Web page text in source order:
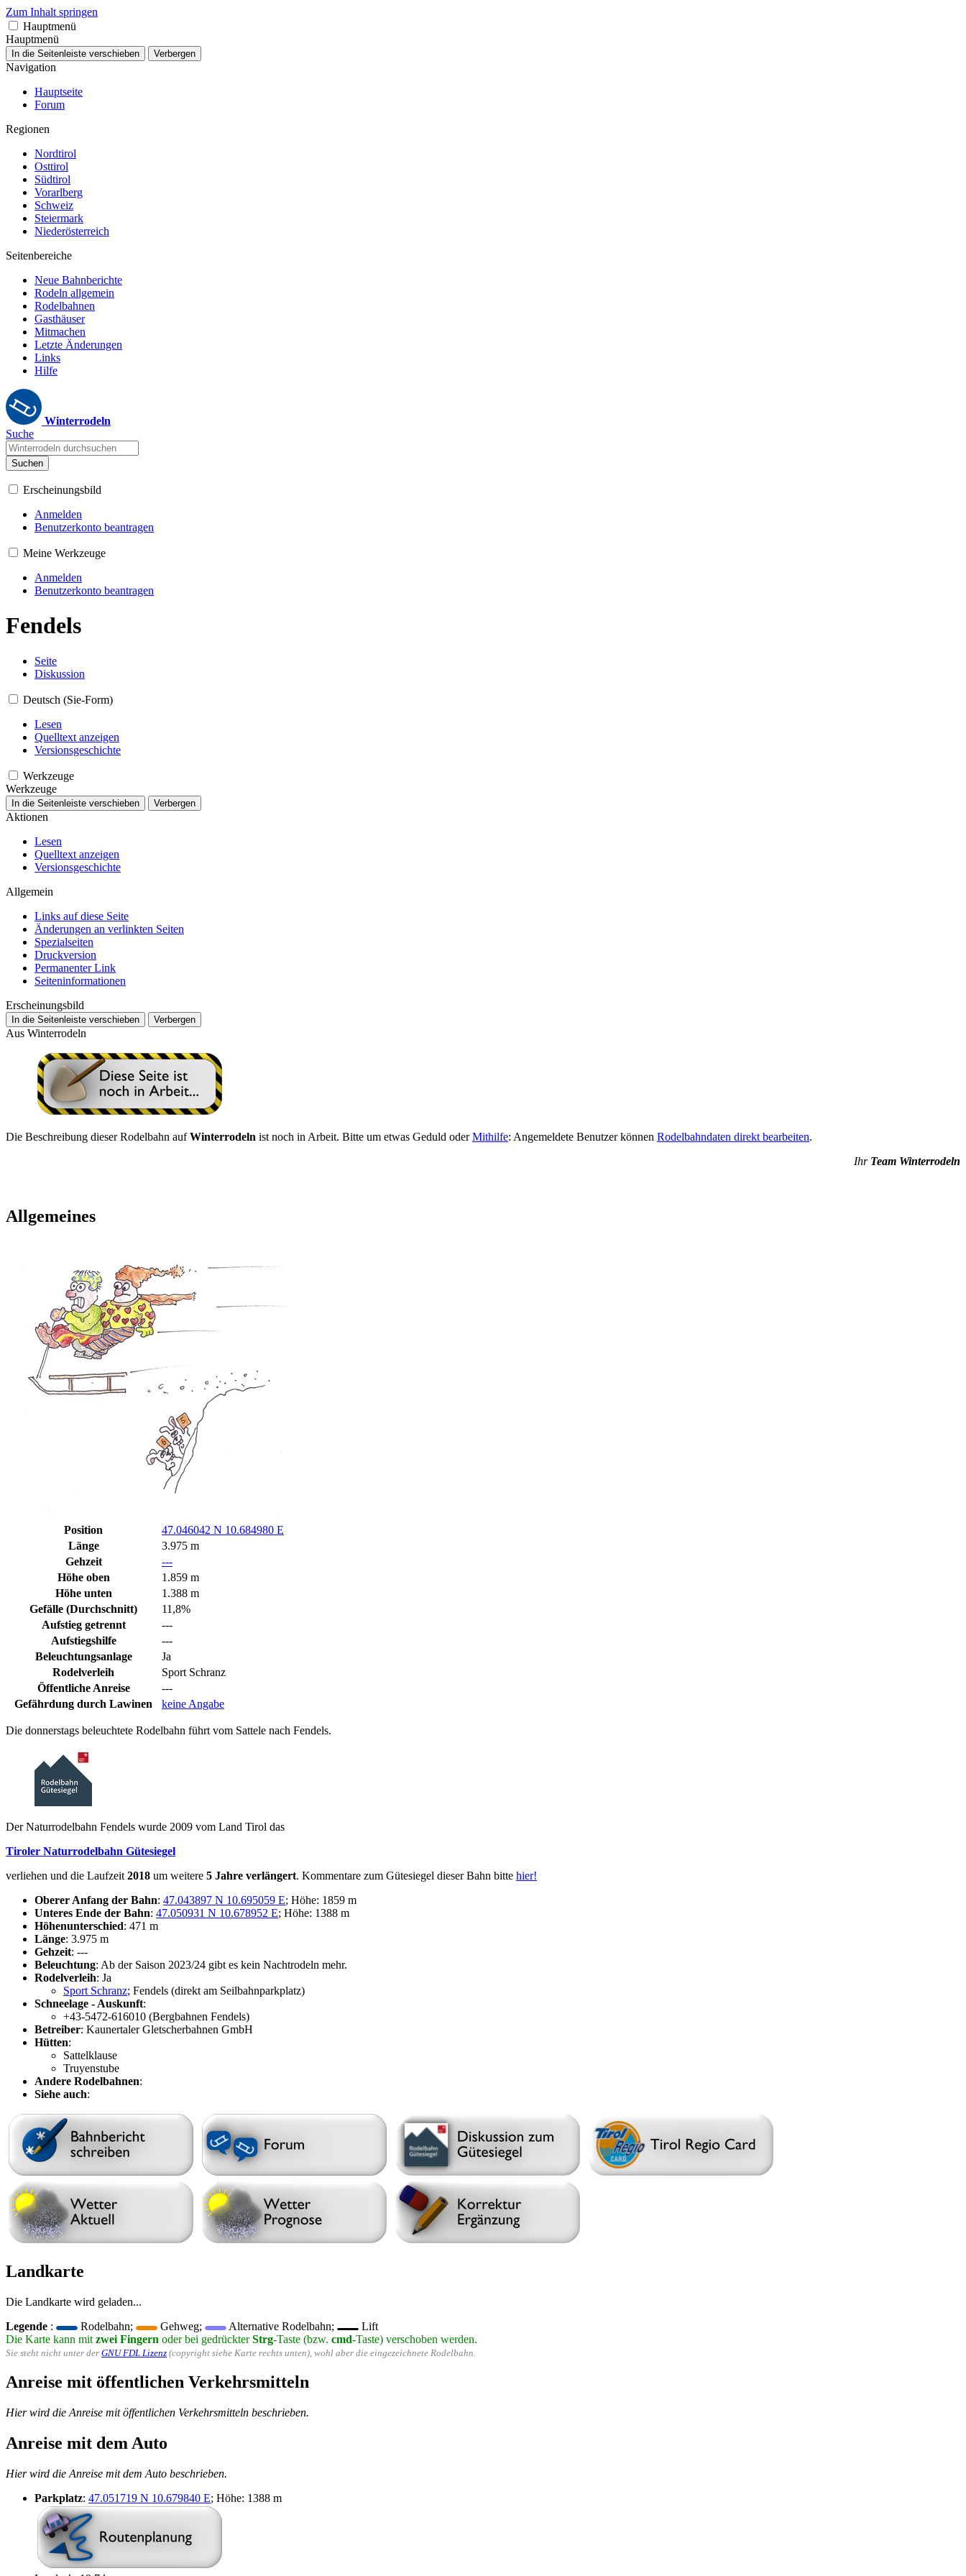
Zum Inhalt springen
Hauptmenü
Hauptmenü
In die Seitenleiste verschieben Verbergen
Navigation
Hauptseite
Forum
Regionen
Nordtirol
Osttirol
Südtirol
Vorarlberg
Schweiz
Steiermark
Niederösterreich
Seitenbereiche
Neue Bahnberichte
Rodeln allgemein
Rodelbahnen
Gasthäuser
Mitmachen
Letzte Änderungen
Links
Hilfe
Winterrodeln
Suche
Suchen
Erscheinungsbild
Anmelden
Benutzerkonto beantragen
Meine Werkzeuge
Anmelden
Benutzerkonto beantragen
Fendels
Seite
Diskussion
Deutsch (Sie-Form)
Lesen
Quelltext anzeigen
Versionsgeschichte
Werkzeuge
Werkzeuge
In die Seitenleiste verschieben Verbergen
Aktionen
Lesen
Quelltext anzeigen
Versionsgeschichte
Allgemein
Links auf diese Seite
Änderungen an verlinkten Seiten
Spezialseiten
Druckversion
Permanenter Link
Seiten­­informationen
Erscheinungsbild
In die Seitenleiste verschieben Verbergen
Aus Winterrodeln
Die Beschreibung dieser Rodelbahn aufWinterrodeln ist noch in Arbeit. Bitte um etwas Geduld oderMithilfe: Angemeldete Benutzer können Rodelbahndaten direkt bearbeiten.
Ihr Team Winterrodeln
Allgemeines
Position
47.046042 N 10.684980 E
Länge
3.975 m
Gehzeit
---
Höhe oben
1.859 m
Höhe unten
1.388 m
Gefälle (Durchschnitt)
11,8%
Aufstieg getrennt
---
Aufstiegshilfe
---
Beleuchtungsanlage
Ja
Rodelverleih
Sport Schranz
Öffentliche Anreise
---
Gefährdung durch Lawinen
keine Angabe
Die donnerstags beleuchtete Rodelbahn führt vom Sattele nach Fendels.
Der Naturrodelbahn Fendels wurde 2009 vom Land Tirol das
Tiroler Naturrodelbahn Gütesiegel
verliehen und die Laufzeit 2018 um weitere 5 Jahre verlängert. Kommentare zum Gütesiegel dieser Bahn bitte hier!
Oberer Anfang der Bahn: 47.043897 N 10.695059 E; Höhe: 1859 m
Unteres Ende der Bahn: 47.050931 N 10.678952 E; Höhe: 1388 m
Höhenunterschied: 471 m
Länge: 3.975 m
Gehzeit: ---
Beleuchtung: Ab der Saison 2023/24 gibt es kein Nachtrodeln mehr.
Rodelverleih: Ja
Sport Schranz; Fendels (direkt am Seilbahnparkplatz)
Schneelage - Auskunft:
+43-5472-616010 (Bergbahnen Fendels)
Betreiber: Kaunertaler Gletscherbahnen GmbH
Hütten:
Sattelklause
Truyenstube
Andere Rodelbahnen:
Siehe auch:
Landkarte
Die Landkarte wird geladen...
Legende : Rodelbahn; Gehweg; Alternative Rodelbahn;
Lift
Die Karte kann mit zwei Fingern oder bei gedrückterStrg-Taste (bzw. cmd-Taste) verschoben werden.
Sie steht nicht unter der GNU FDL Lizenz (copyright siehe Karte rechts unten), wohl aber die eingezeichnete Rodelbahn.
Anreise mit öffentlichen Verkehrsmitteln
Hier wird die Anreise mit öffentlichen Verkehrsmitteln beschrieben.
Anreise mit dem Auto
Hier wird die Anreise mit dem Auto beschrieben.
Parkplatz: 47.051719 N 10.679840 E; Höhe: 1388 m